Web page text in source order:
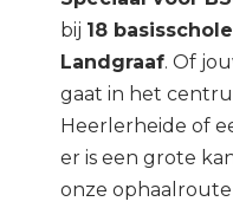
bij 18
Landgraaf. Of
gaat in het
Heerlerheide of
er is een grote
onze